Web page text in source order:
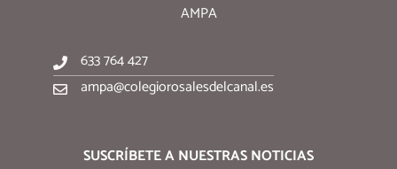
AMPA
633 764 427
ampa@colegiorosalesdelcanal.es
SUSCRÍBETE A NUESTRAS NOTICIAS